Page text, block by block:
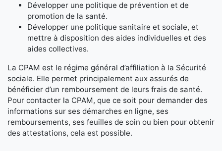
Développer une politique de prévention et de
promotion de la santé.
Développer une politique sanitaire et sociale, et
mettre à disposition des aides individuelles et des
aides collectives.
La CPAM est le régime général d’affiliation à la Sécurité
sociale. Elle permet principalement aux assurés de
bénéficier d’un remboursement de leurs frais de santé.
Pour contacter la CPAM, que ce soit pour demander des
informations sur ses démarches en ligne, ses
remboursements, ses feuilles de soin ou bien pour obtenir
des attestations, cela est possible.